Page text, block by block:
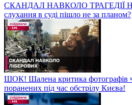
СКАНДАЛ НАВКОЛО ТРАГЕДІЇ
слухання в суді пішло не за планом?
ШОК! Шалена критика фотографів
поранених під час обстрілу Києва!